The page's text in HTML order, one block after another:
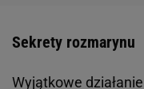
Sekrety rozmarynu
Wyjątkowe